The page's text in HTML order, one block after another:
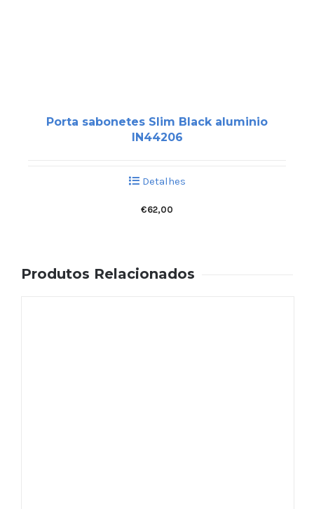
Porta sabonetes Slim Black aluminio
IN44206
Detalhes
€62,00
Produtos Relacionados